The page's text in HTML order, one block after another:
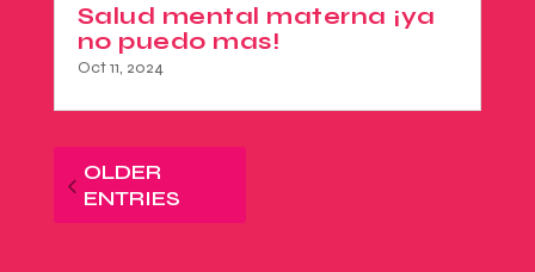
Salud mental materna ¡ya
no puedo mas!
Oct 11, 2024
OLDER
ENTRIES